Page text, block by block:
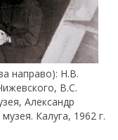
направо): Н.В.
В.С.
Александр
Калуга, 1962 г.